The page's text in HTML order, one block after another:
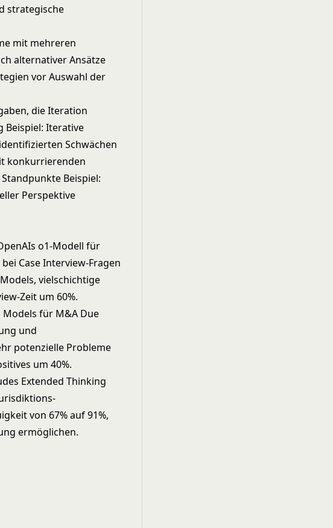
strategische
mit mehreren
alternativer Ansätze
vor Auswahl der
die Iteration
Beispiel: Iterative
Schwächen
konkurrierenden
Beispiel:
Perspektive
o1-Modell für
Case Interview-Fragen
vielschichtige
Zeit um 60%.
Models für M&A Due
und
potenzielle Probleme
um 40%.
Extended Thinking
von 67% auf 91%,
ermöglichen.